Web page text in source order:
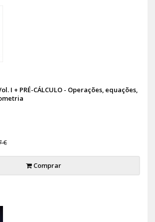
I + PRÉ-CÁLCULO - Operações, equações,
€
Comprar